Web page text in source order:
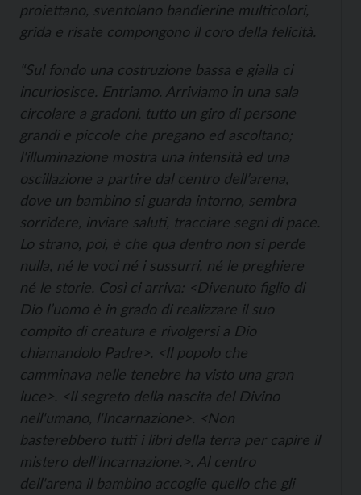
proiettano, sventolano bandierine multicolori,
grida e risate compongono il coro della felicità.
“Sul fondo una costruzione bassa e gialla ci
incuriosisce. Entriamo. Arriviamo in una sala
circolare a gradoni, tutto un giro di persone
grandi e piccole che pregano ed ascoltano;
l'illuminazione mostra una intensità ed una
oscillazione a partire dal centro dell’arena,
dove un bambino si guarda intorno, sembra
sorridere, inviare saluti, tracciare segni di pace.
Lo strano, poi, è che qua dentro non si perde
nulla, né le voci né i sussurri, né le preghiere
né le storie. Così ci arriva: <Divenuto ﬁglio di
Dio l’uomo è in grado di realizzare il suo
compito di creatura e rivolgersi a Dio
chiamandolo Padre>. <Il popolo che
camminava nelle tenebre ha visto una gran
luce>. <Il segreto della nascita del Divino
nell'umano, l'Incarnazione>. <Non
basterebbero tutti i libri della terra per capire il
mistero dell'Incarnazione.>. Al centro
dell'arena il bambino accoglie quello che gli